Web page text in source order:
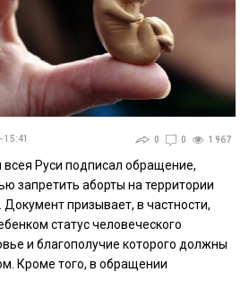
15:41 0 0 1 967
всея Руси подписал обращение,
запретить аборты на территории
призывает, в частности,
статус человеческого
и благополучие которого должны
Кроме того, в обращении